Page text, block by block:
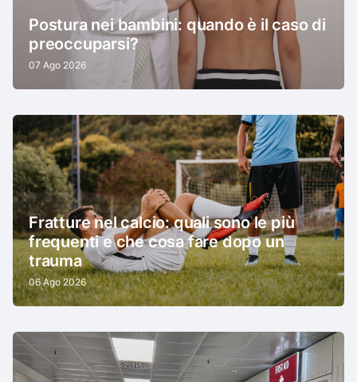
Postura nei bambini: quando è il caso di
preoccuparsi?
07 Ago 2026
Fratture nel calcio: quali sono le più
frequenti e che cosa fare dopo un
trauma
06 Ago 2026